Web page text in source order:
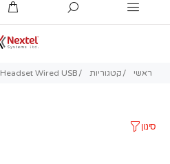
ראשי קטגוריות Headset Wired USB
סינון